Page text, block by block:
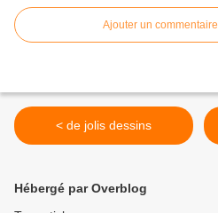
Ajouter un commentaire
< de jolis dessins
Hébergé par Overblog